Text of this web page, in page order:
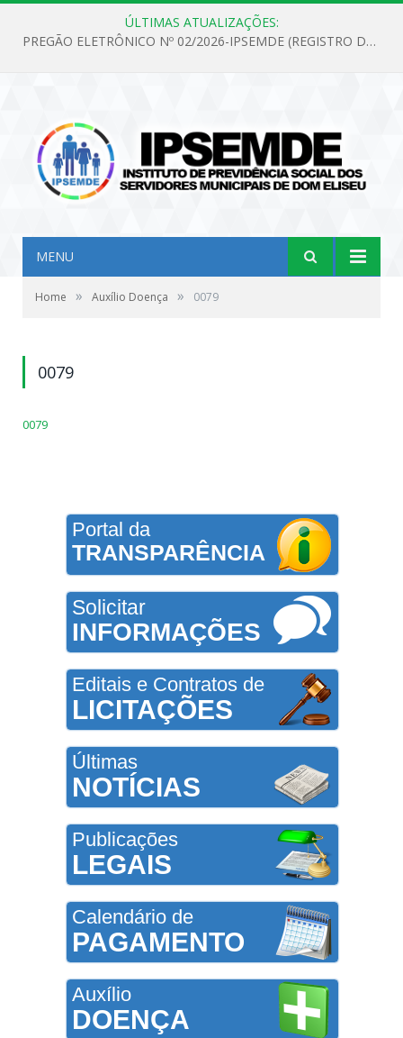
ÚLTIMAS ATUALIZAÇÕES:
PREGÃO ELETRÔNICO Nº 02/2026-IPSEMDE (REGISTRO DE PREÇOS PARA FUTURA E EVENTUAL AQUISIÇÃO DE MATERIAL DE LIMPEZA E GÊNEROS ALIMENTÍCIOS PARA ATENDER AS NECESSIDADES DO INSTITUTO DE PREVIDÊNCIA SOCIAL DOS SERVIDORES MUNICIPAIS DE DOM ELISEU.)
MENU
Home » Auxílio Doença » 0079
0079
0079
Portal da
TRANSPARÊNCIA
Solicitar
INFORMAÇÕES
Editais e Contratos de
LICITAÇÕES
Últimas
NOTÍCIAS
Publicações
LEGAIS
Calendário de
PAGAMENTO
Auxílio
DOENÇA